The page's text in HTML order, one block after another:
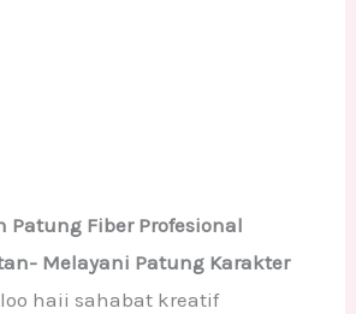
Patung Fiber Profesional
Melayani Patung Karakter
haii sahabat kreatif